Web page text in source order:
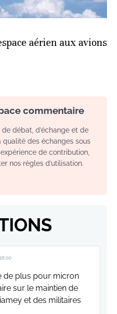
aérien aux avions
commentaire
débat, d’échange et de
des échanges sous
de contribution,
nos règles d’utilisation.
de plus pour micron
sur le maintien de
et des militaires